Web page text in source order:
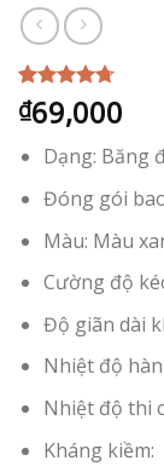
4.67trên
5 dựa trên
3
₫69,000
Dạng: Băng
Đóng gói
Màu: Màu
Cường độ
Độ giãn dài
Nhiệt độ
Nhiệt độ thi
Kháng